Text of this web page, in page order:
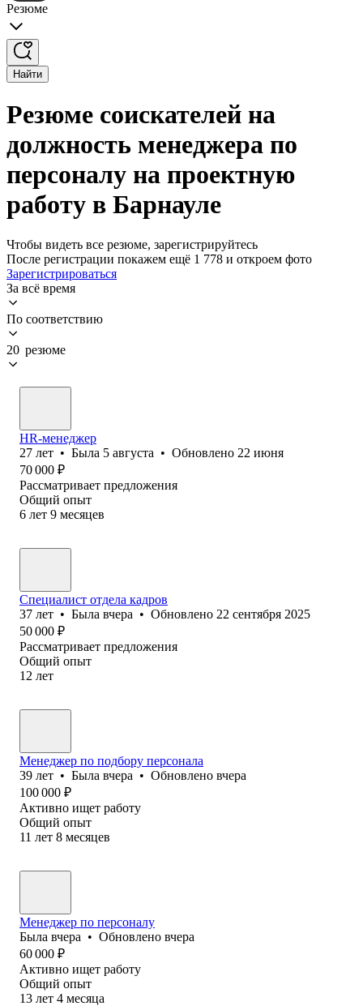
Резюме
Найти
Резюме соискателей на
должность менеджера по
персоналу на проектную
работу в Барнауле
Чтобы видеть все резюме, зарегистрируйтесь
После регистрации покажем ещё 1 778 и откроем фото
Зарегистрироваться
За всё время
По соответствию
20 резюме
HR-менеджер
27 лет • Была 5 августа • Обновлено 22 июня
70 000 ₽
Рассматривает предложения
Общий опыт
6 лет 9 месяцев
Специалист отдела кадров
37 лет • Была вчера • Обновлено 22 сентября 2025
50 000 ₽
Рассматривает предложения
Общий опыт
12 лет
Менеджер по подбору персонала
39 лет • Была вчера • Обновлено вчера
100 000 ₽
Активно ищет работу
Общий опыт
11 лет 8 месяцев
Менеджер по персоналу
Была вчера • Обновлено вчера
60 000 ₽
Активно ищет работу
Общий опыт
13 лет 4 месяца